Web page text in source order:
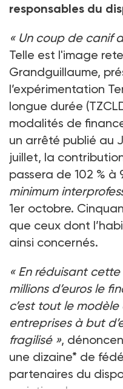
responsables du
« Un coup de canif
Telle est l'image
Grandguillaume,
l’expérimentation
longue durée
modalités de
un arrêté publié au
juillet, la
passera de 102 % à
minimum
1er octobre.
que ceux dont
ainsi concernés.
« En réduisant
millions d’euros le
c’est tout le
entreprises à but
fragilisé »,
une dizaine* de
partenaires du